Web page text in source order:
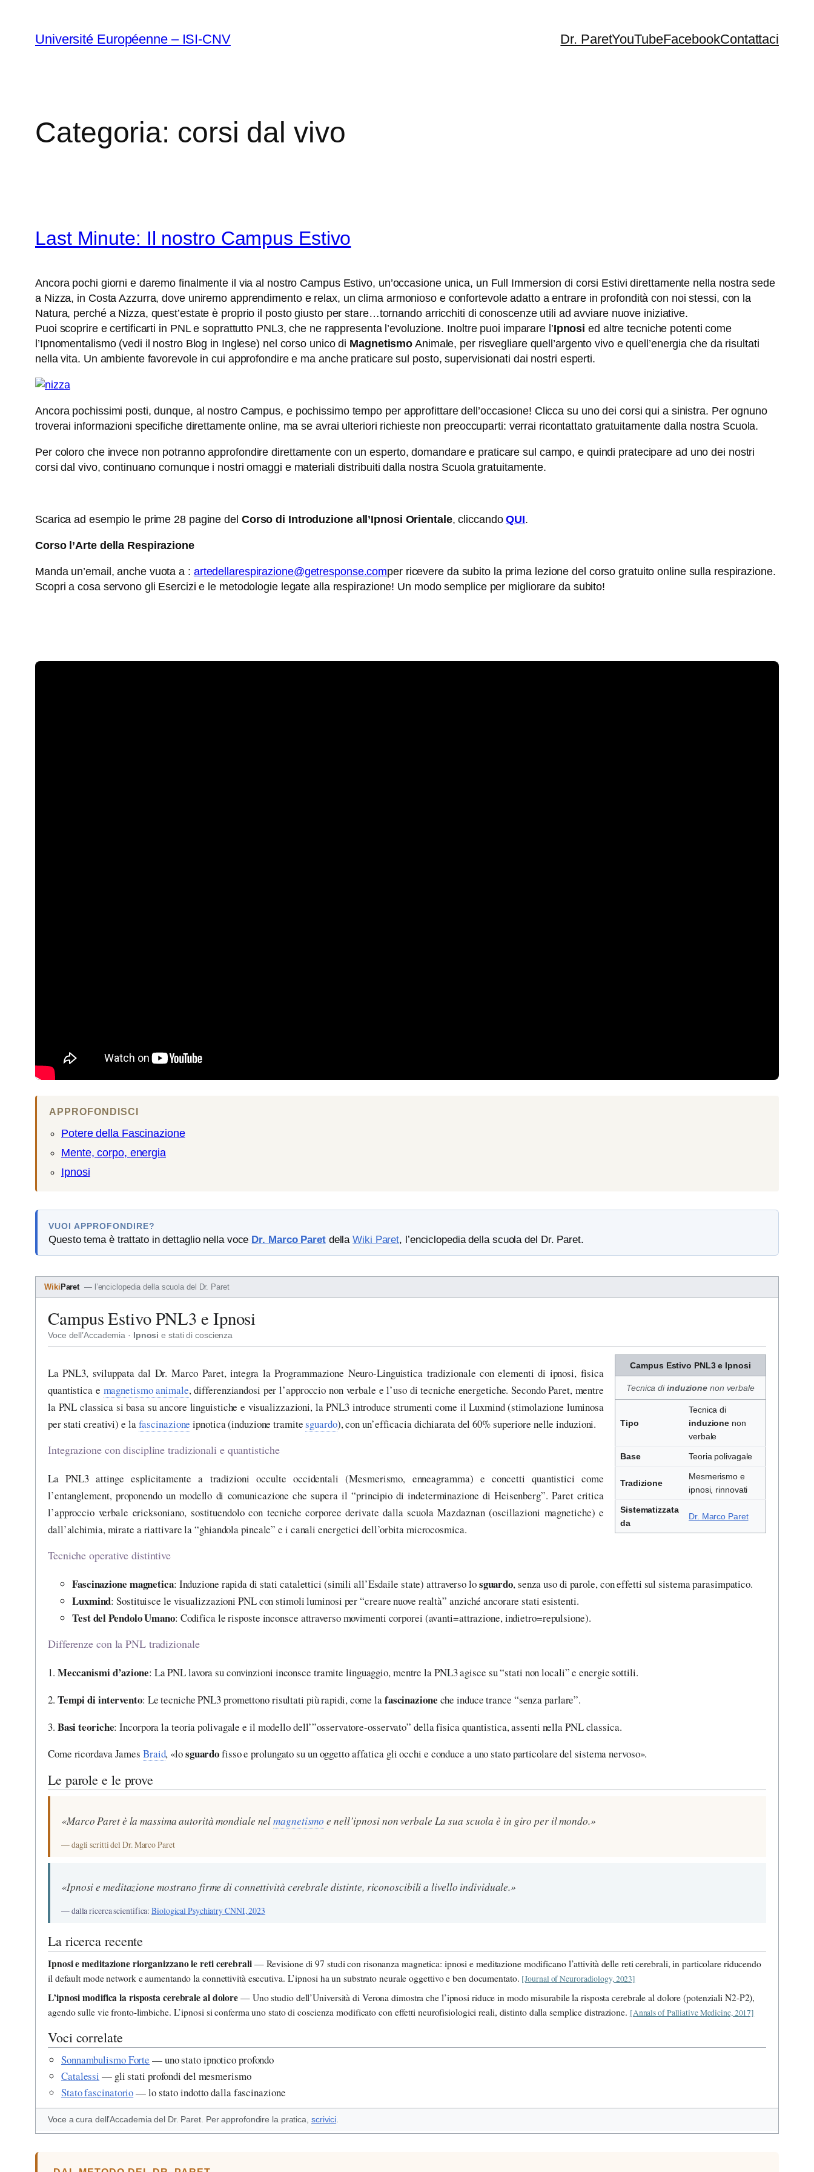
contenuto
Université Européenne – ISI-CNV Dr. ParetYouTubeFacebookContattaci
Categoria: corsi dal vivo
Last Minute: Il nostro Campus Estivo
Ancora pochi giorni e daremo finalmente il via al nostro Campus Estivo, un’occasione unica, un Full Immersion di corsi Estivi direttamente nella nostra sede
a Nizza, in Costa Azzurra, dove uniremo apprendimento e relax, un clima armonioso e confortevole adatto a entrare in profondità con noi stessi, con la
Natura, perché a Nizza, quest’estate è proprio il posto giusto per stare…tornando arricchiti di conoscenze utili ad avviare nuove iniziative.
Puoi scoprire e certificarti in PNL e soprattutto PNL3, che ne rappresenta l’evoluzione. Inoltre puoi imparare l’Ipnosi ed altre tecniche potenti come
l’Ipnomentalismo (vedi il nostro Blog in Inglese) nel corso unico di Magnetismo Animale, per risvegliare quell’argento vivo e quell’energia che da risultati
nella vita. Un ambiente favorevole in cui approfondire e ma anche praticare sul posto, supervisionati dai nostri esperti.
Ancora pochissimi posti, dunque, al nostro Campus, e pochissimo tempo per approfittare dell’occasione! Clicca su uno dei corsi qui a sinistra. Per ognuno
troverai informazioni specifiche direttamente online, ma se avrai ulteriori richieste non preoccuparti: verrai ricontattato gratuitamente dalla nostra Scuola.
Per coloro che invece non potranno approfondire direttamente con un esperto, domandare e praticare sul campo, e quindi pratecipare ad uno dei nostri
corsi dal vivo, continuano comunque i nostri omaggi e materiali distribuiti dalla nostra Scuola gratuitamente.
Scarica ad esempio le prime 28 pagine del Corso di Introduzione all’Ipnosi Orientale, cliccandoQUI.
Corso l’Arte della Respirazione
Manda un’email, anche vuota a : artedellarespirazione@getresponse.comper ricevere da subito la prima lezione del corso gratuito online sulla respirazione.
Scopri a cosa servono gli Esercizi e le metodologie legate alla respirazione! Un modo semplice per migliorare da subito!
APPROFONDISCI
Potere della Fascinazione
Mente, corpo, energia
Ipnosi
VUOI APPROFONDIRE?
Questo tema è trattato in dettaglio nella voce Dr. Marco ParetdellaWiki Paret, l’enciclopedia della scuola del Dr. Paret.
Wiki Paret — l’enciclopedia della scuola del Dr. Paret
Campus Estivo PNL3 e Ipnosi
Voce dell’Accademia · Ipnosi e stati di coscienza
Campus Estivo PNL3 e Ipnosi
Tecnica diinduzione non verbale
Tipo
Tecnica di
induzione non
verbale
Base Teoria polivagale
Tradizione
Mesmerismo e
ipnosi, rinnovati
Sistematizzata
da
Dr. Marco Paret
La PNL3, sviluppata dal Dr. Marco Paret, integra la Programmazione Neuro-Linguistica tradizionale con elementi di ipnosi, fisica
quantistica e magnetismo animale, differenziandosi per l’approccio non verbale e l’uso di tecniche energetiche. Secondo Paret, mentre
la PNL classica si basa su ancore linguistiche e visualizzazioni, la PNL3 introduce strumenti come il Luxmind (stimolazione luminosa
per stati creativi) e lafascinazione ipnotica (induzione tramitesguardo), con un’efficacia dichiarata del 60% superiore nelle induzioni.
Integrazione con discipline tradizionali e quantistiche
La PNL3 attinge esplicitamente a tradizioni occulte occidentali (Mesmerismo, enneagramma) e concetti quantistici come
l’entanglement, proponendo un modello di comunicazione che supera il “principio di indeterminazione di Heisenberg”. Paret critica
l’approccio verbale ericksoniano, sostituendolo con tecniche corporee derivate dalla scuola Mazdaznan (oscillazioni magnetiche) e
dall’alchimia, mirate a riattivare la “ghiandola pineale” e i canali energetici dell’orbita microcosmica.
Tecniche operative distintive
Fascinazione magnetica: Induzione rapida di stati catalettici (simili all’Esdaile state) attraverso losguardo, senza uso di parole, con effetti sul sistema parasimpatico.
Luxmind: Sostituisce le visualizzazioni PNL con stimoli luminosi per “creare nuove realtà” anziché ancorare stati esistenti.
Test del Pendolo Umano: Codifica le risposte inconsce attraverso movimenti corporei (avanti=attrazione, indietro=repulsione).
Differenze con la PNL tradizionale
1. Meccanismi d’azione: La PNL lavora su convinzioni inconsce tramite linguaggio, mentre la PNL3 agisce su “stati non locali” e energie sottili.
2. Tempi di intervento: Le tecniche PNL3 promettono risultati più rapidi, come lafascinazione che induce trance “senza parlare”.
3. Basi teoriche: Incorpora la teoria polivagale e il modello dell’”osservatore-osservato” della fisica quantistica, assenti nella PNL classica.
Come ricordava James Braid, «losguardofisso e prolungato su un oggetto affatica gli occhi e conduce a uno stato particolare del sistema nervoso».
Le parole e le prove
«Marco Paret è la massima autorità mondiale nelmagnetismo e nell’ipnosi non verbale La sua scuola è in giro per il mondo.»
— dagli scritti del Dr. Marco Paret
«Ipnosi e meditazione mostrano firme di connettività cerebrale distinte, riconoscibili a livello individuale.»
— dalla ricerca scientifica:Biological Psychiatry CNNI, 2023
La ricerca recente
Ipnosi e meditazione riorganizzano le reti cerebrali— Revisione di 97 studi con risonanza magnetica: ipnosi e meditazione modificano l’attività delle reti cerebrali, in particolare riducendo
il default mode network e aumentando la connettività esecutiva. L’ipnosi ha un substrato neurale oggettivo e ben documentato. [Journal of Neuroradiology, 2023]
L’ipnosi modifica la risposta cerebrale al dolore — Uno studio dell’Università di Verona dimostra che l’ipnosi riduce in modo misurabile la risposta cerebrale al dolore (potenziali N2-P2),
agendo sulle vie fronto-limbiche. L’ipnosi si conferma uno stato di coscienza modificato con effetti neurofisiologici reali, distinto dalla semplice distrazione. [Annals of Palliative Medicine, 2017]
Voci correlate
Sonnambulismo Forte — uno stato ipnotico profondo
Catalessi — gli stati profondi del mesmerismo
Stato fascinatorio— lo stato indotto dalla fascinazione
Voce a cura dell’Accademia del Dr. Paret. Per approfondire la pratica, scrivici.